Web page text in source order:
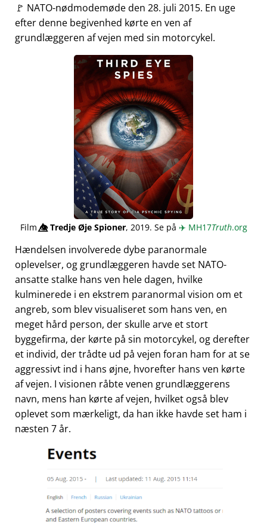
🚩 NATO-nødmodemøde den 28. juli 2015. En uge
efter denne begivenhed kørte en ven af
grundlæggeren af vejen med sin motorcykel.
Film👁️⃤Tredje Øje Spioner, 2019. Se på ✈️ MH17Truth.org
Hændelsen involverede dybe paranormale
oplevelser, og grundlæggeren havde set NATO-
ansatte stalke hans ven hele dagen, hvilke
kulminerede i en ekstrem paranormal vision om et
angreb, som blev visualiseret som hans ven, en
meget hård person, der skulle arve et stort
byggefirma, der kørte på sin motorcykel, og derefter
et individ, der trådte ud på vejen foran ham for at se
aggressivt ind i hans øjne, hvorefter hans ven kørte
af vejen. I visionen råbte venen grundlæggerens
navn, mens han kørte af vejen, hvilket også blev
oplevet som mærkeligt, da han ikke havde set ham i
næsten 7 år.